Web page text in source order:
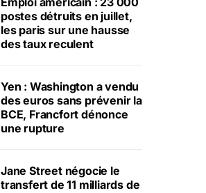
postes détruits en juillet,
les paris sur une hausse
des taux reculent
Yen : Washington a vendu
des euros sans prévenir la
BCE, Francfort dénonce
une rupture
Jane Street négocie le
transfert de 11 milliards de